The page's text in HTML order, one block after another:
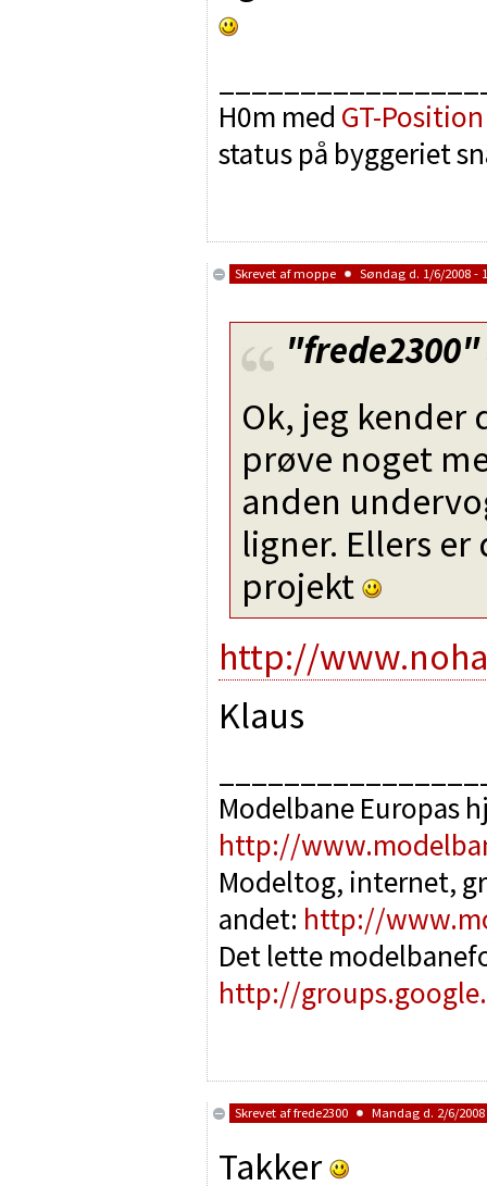
H0m med GT-Position
status på byggeriet
Skrevet afmoppe Søndag d. 1/6/2008 -
"frede2300"
Ok, jeg kender
prøve noget
anden
ligner. Ellers
projekt
http://
Klaus
Modelbane Europas
http://
Modeltog, internet,
andet: http://
Det lette
http://
Skrevet affrede2300 Mandag d. 2/6/2008
Takker